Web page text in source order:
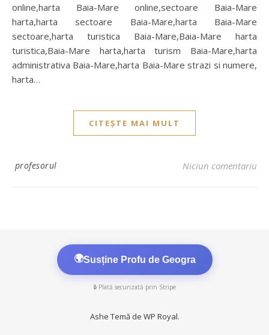
online,harta Baia-Mare online,sectoare Baia-Mare
harta,harta sectoare Baia-Mare,harta Baia-Mare
sectoare,harta turistica Baia-Mare,Baia-Mare harta
turistica,Baia-Mare harta,harta turism Baia-Mare,harta
administrativa Baia-Mare,harta Baia-Mare strazi si numere,
harta…
CITEȘTE MAI MULT
profesorul Niciun comentariu
🌍Susține Profu de Geogra
🔒 Plată securizată prin Stripe
Ashe Temă de WP Royal.